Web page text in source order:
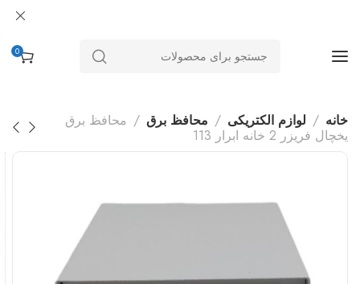
0
خانه لوازم الکتریکی محافظ برق
محافظ برق
یخچال فریزر 2 خانه ابرار 113